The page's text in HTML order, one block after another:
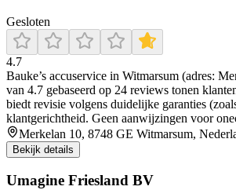
Gesloten
4.7
Bauke’s accuservice in Witmarsum (adres:
van 4.7 gebaseerd op 24 reviews tonen
biedt revisie volgens duidelijke garanties
klantgerichtheid. Geen aanwijzingen voor
Merkelan 10, 8748 GE Witmarsum,
Bekijk details
Umagine Friesland BV